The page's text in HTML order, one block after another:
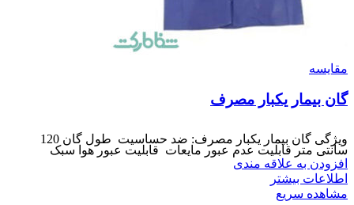
مقایسه
گان بیمار یکبار مصرف
ویژگی گان بیمار یکبار مصرف: ضد حساسیت طول گان 120
سانتی متر قابلیت عدم عبور مایعات قابلیت عبور هوا سبک
افزودن به علاقه مندی
اطلاعات بیشتر
مشاهده سریع